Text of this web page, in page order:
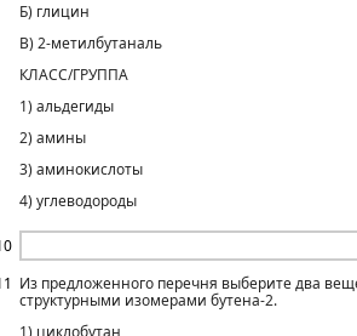
Б) глицин
В) 2-метилбутаналь
КЛАСС/ГРУППА
1) альдегиды
2) амины
3) аминокислоты
4) углеводороды
Из предложенного перечня выберите два
структурными изомерами бутена-2.